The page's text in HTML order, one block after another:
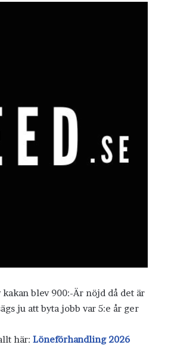
blev 900:-Är nöjd då det är
ju att byta jobb var 5:e år ger
här: Löneförhandling 2026